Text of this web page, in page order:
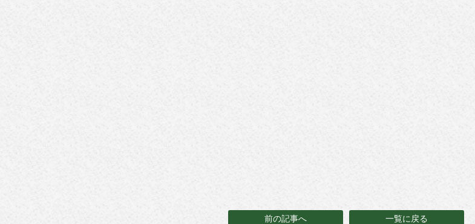
前の記事へ 一覧に戻る